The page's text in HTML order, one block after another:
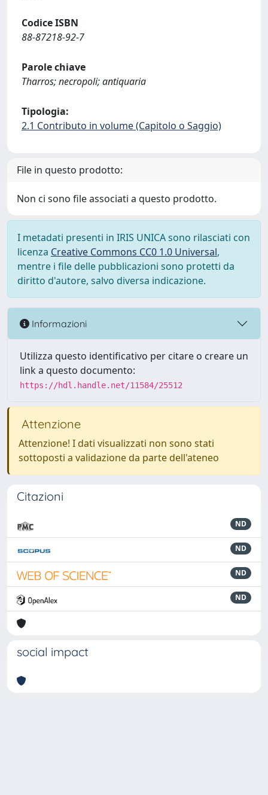
Codice ISBN
88-87218-92-7
Parole chiave
Tharros; necropoli; antiquaria
Tipologia:
2.1 Contributo in volume (Capitolo o Saggio)
File in questo prodotto:
Non ci sono file associati a questo prodotto.
I metadati presenti in IRIS UNICA sono rilasciati con
licenza Creative Commons CC0 1.0 Universal,
mentre i file delle pubblicazioni sono protetti da
diritto d'autore, salvo diversa indicazione.
Informazioni
Utilizza questo identificativo per citare o creare un
link a questo documento:
https://hdl.handle.net/11584/25512
Attenzione
Attenzione! I dati visualizzati non sono stati
sottoposti a validazione da parte dell'ateneo
Citazioni
ND
ND
ND
ND
social impact